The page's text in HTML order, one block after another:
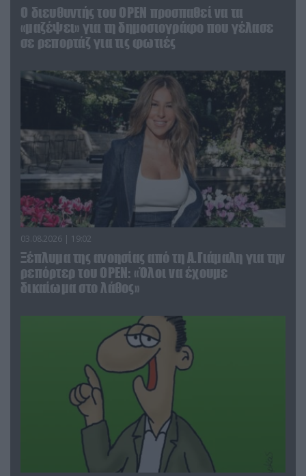
O διευθυντής του OPEN προσπαθεί να τα
«μαζέψει» για τη δημοσιογράφο που γέλασε
σε ρεπορτάζ για τις φωτιές
03.08.2026 | 19:02
Ξέπλυμα της ανοησίας από τη Α.Γιάμαλη για την
ρεπόρτερ του ΟΡΕΝ: «Όλοι να έχουμε
δικαίωμα στο λάθος»